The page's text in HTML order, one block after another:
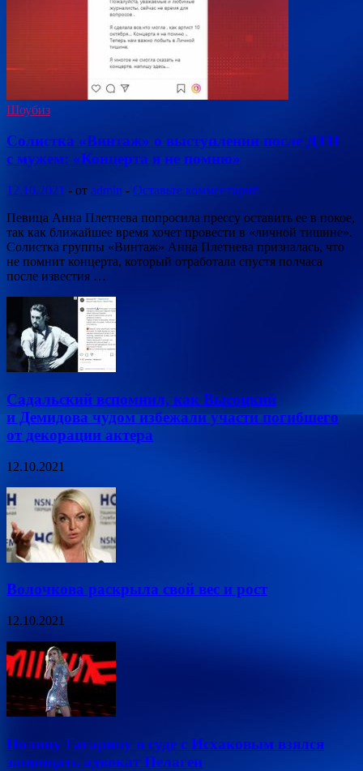
Шоубиз
Солистка «Винтаж» о выступлении после ДТП
с мужем: «Концерта я не помню»
12.10.2021 - от admin - Оставьте комментарий
Певица Анна Плетнева попросила прессу оставить ее в покое,
так как ближайшее время хочет провести в «личной тишине».
Солистка группы «Винтаж» Анна Плетнева призналась, что
не помнит концерта, который отработала спустя полчаса
после известия …
Садальский вспомнил, как Высоцкий
и Демидова чудом избежали участи погибшего
от декорации актера
12.10.2021
Волочкова раскрыла свой вес и рост
12.10.2021
Полину Гагарину в суде с Исхаковым взялся
защищать адвокат Пелагеи